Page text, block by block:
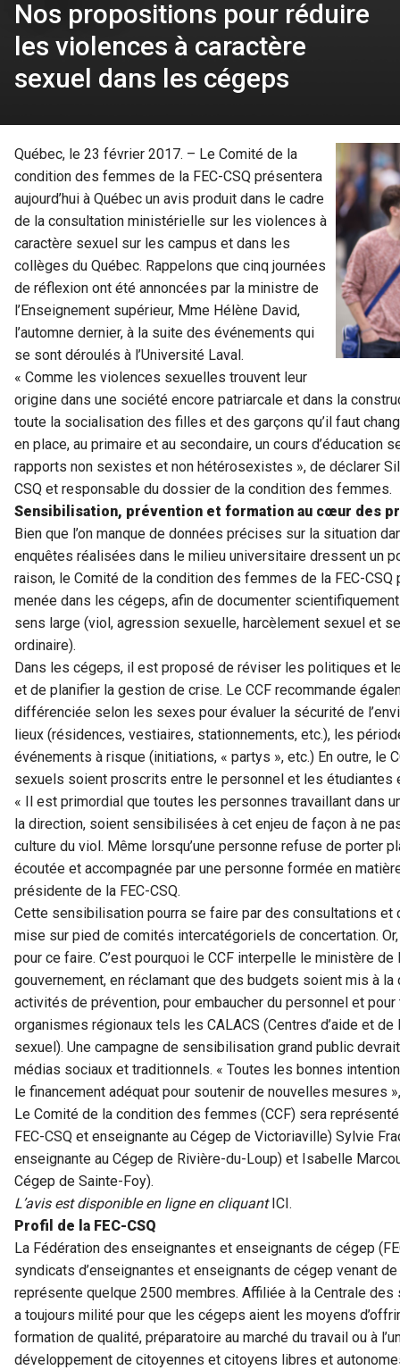
Nos propositions pour réduire
les violences à caractère
sexuel dans les cégeps
Québec, le 23 février 2017. – Le Comité de la
condition des femmes de la FEC-CSQ présentera
aujourd’hui à Québec un avis produit dans le cadre
de la consultation ministérielle sur les violences à
caractère sexuel sur les campus et dans les
collèges du Québec. Rappelons que cinq journées
de réflexion ont été annoncées par la ministre de
l’Enseignement supérieur, Mme Hélène David,
l’automne dernier, à la suite des événements qui
se sont déroulés à l’Université Laval.
« Comme les violences sexuelles trouvent leur
origine dans une société encore patriarcale et dans la
toute la socialisation des filles et des garçons qu’il faut
en place, au primaire et au secondaire, un cours d’éducation
rapports non sexistes et non hétérosexistes », de déclarer
CSQ et responsable du dossier de la condition des femmes.
Sensibilisation, prévention et formation au cœur des
Bien que l’on manque de données précises sur la situation
enquêtes réalisées dans le milieu universitaire dressent un
raison, le Comité de la condition des femmes de la FEC-CSQ
menée dans les cégeps, afin de documenter
sens large (viol, agression sexuelle, harcèlement sexuel et
ordinaire).
Dans les cégeps, il est proposé de réviser les politiques et
et de planifier la gestion de crise. Le CCF recommande
différenciée selon les sexes pour évaluer la sécurité de
lieux (résidences, vestiaires, stationnements, etc.), les
événements à risque (initiations, « partys », etc.) En outre, le
sexuels soient proscrits entre le personnel et les étudiantes
« Il est primordial que toutes les personnes travaillant dans
la direction, soient sensibilisées à cet enjeu de façon à ne
culture du viol. Même lorsqu’une personne refuse de porter
écoutée et accompagnée par une personne formée en
présidente de la FEC-CSQ.
Cette sensibilisation pourra se faire par des consultations et
mise sur pied de comités intercatégoriels de concertation.
pour ce faire. C’est pourquoi le CCF interpelle le ministère de
gouvernement, en réclamant que des budgets soient mis à
activités de prévention, pour embaucher du personnel et
organismes régionaux tels les CALACS (Centres d’aide et
sexuel). Une campagne de sensibilisation grand public
médias sociaux et traditionnels. « Toutes les bonnes
le financement adéquat pour soutenir de nouvelles mesures
Le Comité de la condition des femmes (CCF) sera
FEC-CSQ et enseignante au Cégep de Victoriaville) Sylvie
enseignante au Cégep de Rivière-du-Loup) et Isabelle
Cégep de Sainte-Foy).
L’avis est disponible en ligne en cliquant ICI.
Profil de la FEC-CSQ
La Fédération des enseignantes et enseignants de cégep
syndicats d’enseignantes et enseignants de cégep venant
représente quelque 2500 membres. Affiliée à la Centrale des
a toujours milité pour que les cégeps aient les moyens
formation de qualité, préparatoire au marché du travail ou à
développement de citoyennes et citoyens libres et